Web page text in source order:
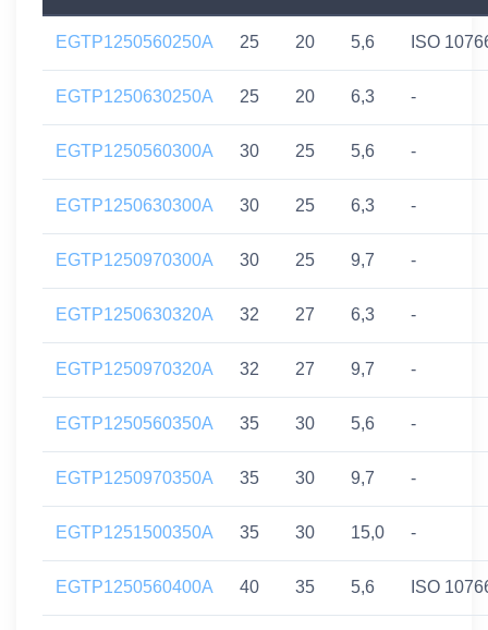
EGTP1250560250A 25 20 5,6 ISO
EGTP1250630250A 25 20 6,3 -
EGTP1250560300A 30 25 5,6 -
EGTP1250630300A 30 25 6,3 -
EGTP1250970300A 30 25 9,7 -
EGTP1250630320A 32 27 6,3 -
EGTP1250970320A 32 27 9,7 -
EGTP1250560350A 35 30 5,6 -
EGTP1250970350A 35 30 9,7 -
EGTP1251500350A 35 30 15,0 -
EGTP1250560400A 40 35 5,6 ISO